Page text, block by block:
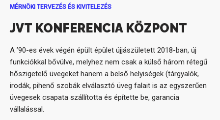
MÉRNÖKI TERVEZÉS ÉS KIVITELEZÉS
JVT KONFERENCIA KÖZPONT
A ’90-es évek végén épült épület újjászületett 2018-ban, új
funkciókkal bővülve, melyhez nem csak a külső három rétegű
hőszigetelő üvegeket hanem a belső helyiségek (tárgyalók,
irodák, pihenő szobák elválasztó üveg falait is az egyszerűen
üvegesek csapata szállította és építette be, garancia
vállalással.